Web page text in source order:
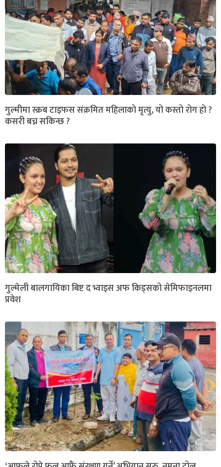
गुल्मीमा स्क्रब टाइफस संक्रमित महिलाको मृत्यु, यो कस्तो रोग हो ?
कसरी बच्न सकिन्छ ?
गुल्मेली बालगायिका बिष्ट द भ्वाइस अफ किड्सको सेमिफाइनलमा
प्रवेश